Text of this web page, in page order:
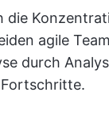
die
agile
durch